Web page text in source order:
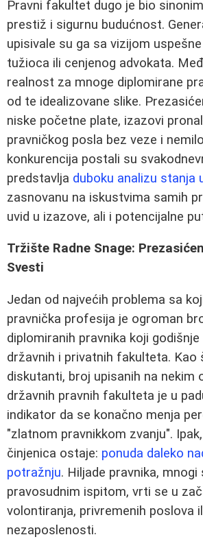
Pravni fakultet dugo je bio
prestiž i sigurnu budućnost.
upisivale su ga sa vizijom
tužioca ili cenjenog advokata.
realnost za mnoge diplomirane
od te idealizovane slike.
niske početne plate, izazovi
pravničkog posla bez veze i
konkurencija postali su
predstavlja duboku analizu stanja
zasnovanu na iskustvima samih
uvid u izazove, ali i potencijalne
Tržište Radne Snage:
Svesti
Jedan od najvećih problema sa
pravnička profesija je ogroman
diplomiranih pravnika koji
državnih i privatnih fakulteta. Kao
diskutanti, broj upisanih na nekim
državnih pravnih fakulteta je u
indikator da se konačno menja
"zlatnom pravnikkom zvanju".
činjenica ostaje: ponuda daleko
potražnju. Hiljade pravnika,
pravosudnim ispitom, vrti se u
volontiranja, privremenih poslova
nezaposlenosti.